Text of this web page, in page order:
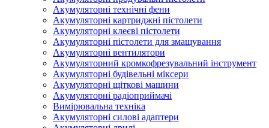
Акумуляторні технічні фени
Акумуляторні картриджні пістолети
Акумуляторні клеєві пістолети
Акумуляторні пістолети для змащування
Акумуляторні вентилятори
Акумуляторний кромкофрезувальний інструмент
Акумуляторні будівельні міксери
Акумуляторні щіткові машини
Акумуляторні радіоприймачі
Вимірювальна техніка
Акумуляторні силові адаптери